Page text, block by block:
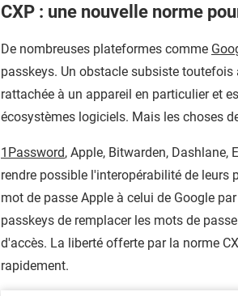
CXP : une nouvelle norme
De nombreuses plateformes comme
passkeys. Un obstacle subsiste toutefois
rattachée à un appareil en particulier et
écosystèmes logiciels. Mais les choses
1Password, Apple, Bitwarden, Dashlane,
rendre possible l'interopérabilité de leurs
mot de passe Apple à celui de Google
passkeys de remplacer les mots de
d'accès. La liberté offerte par la norme
rapidement.